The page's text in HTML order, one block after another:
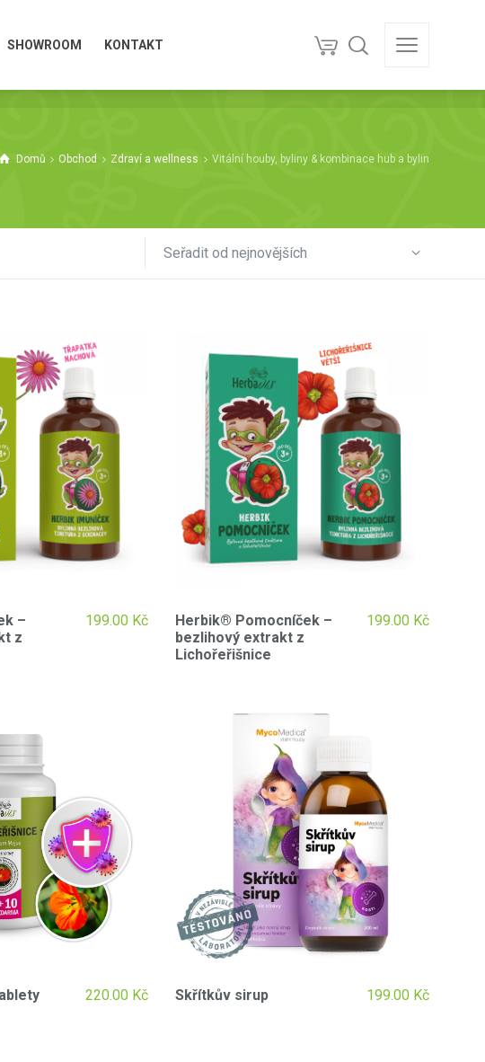
SHOWROOM KONTAKT
Domů Obchod Zdraví a wellness Vitální houby, byliny & kombinace hub a bylin
Seřadit od nejnovějších
–
z
199.00 Kč
Herbik® Pomocníček –
bezlihový extrakt z
Lichořeřišnice
199.00 Kč
220.00 Kč Skřítkův sirup 199.00 Kč